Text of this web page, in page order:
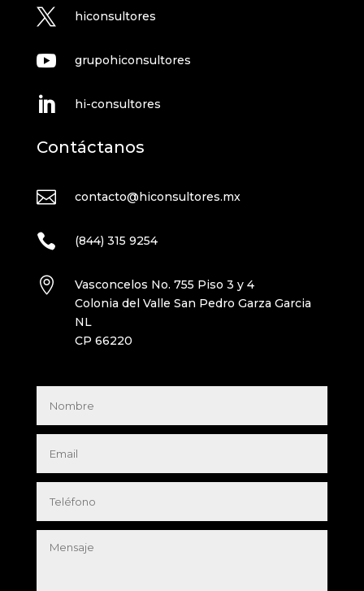
 hiconsultores
 grupohiconsultores
 hi-consultores
Contáctanos
 contacto@hiconsultores.mx
 (844) 315 9254

Vasconcelos No. 755 Piso 3 y 4
Colonia del Valle San Pedro Garza Garcia
NL
CP 66220